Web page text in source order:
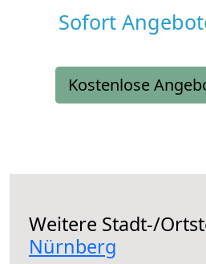
Sofort
Kostenlose
Weitere Stadt-/
Nürnberg